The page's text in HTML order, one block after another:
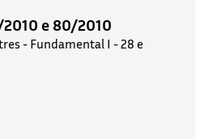
e 80/2010
- Fundamental I - 28 e